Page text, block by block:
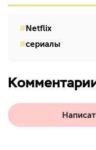
Netflix
сериалы